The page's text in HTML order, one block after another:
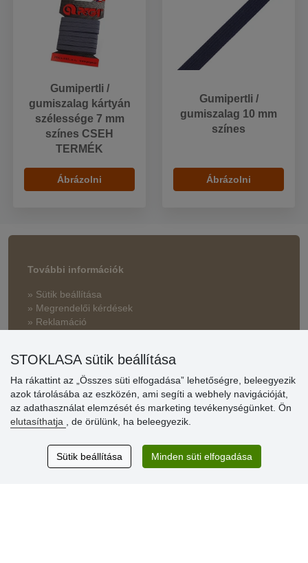
Gumipertli /
gumiszalag kártyán
szélessége 7 mm
színes CSEH
TERMÉK
Ábrázolni
Gumipertli /
gumiszalag 10 mm
színes
Ábrázolni
További információk
» Sütik beállítása
» Megrendelői kérdések
» Reklamáció
» Kedvezmények és jutalmak nagykereskedelmi
vásárlóinknak
» Súgó
Vásárlók
értékelése
STOKLASA sütik beállítása
Ha rákattint az „Összes süti elfogadása” lehetőségre, beleegyezik
azok tárolásába az eszközén, ami segíti a webhely navigációját,
az adathasználat elemzését és marketing tevékenységünket. Ön
elutasíthatja
, de örülünk, ha beleegyezik.
Sütik beállítása Minden süti elfogadása